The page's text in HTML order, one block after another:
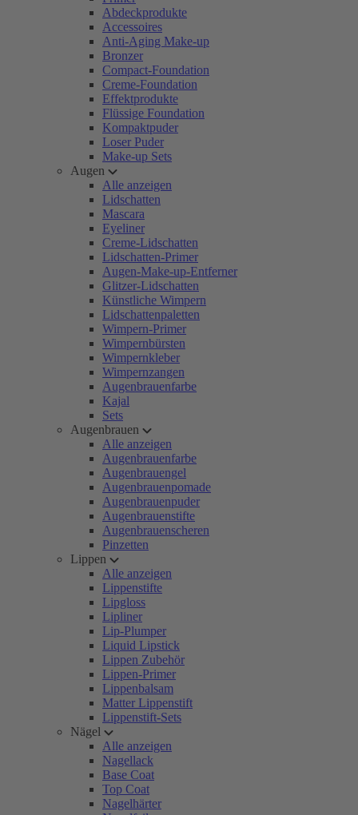
Abdeckprodukte
Accessoires
Anti-Aging Make-up
Bronzer
Compact-Foundation
Creme-Foundation
Effektprodukte
Flüssige Foundation
Kompaktpuder
Loser Puder
Make-up Sets
Augen
Alle anzeigen
Lidschatten
Mascara
Eyeliner
Creme-Lidschatten
Lidschatten-Primer
Augen-Make-up-Entferner
Glitzer-Lidschatten
Künstliche Wimpern
Lidschattenpaletten
Wimpern-Primer
Wimpernbürsten
Wimpernkleber
Wimpernzangen
Augenbrauenfarbe
Kajal
Sets
Augenbrauen
Alle anzeigen
Augenbrauenfarbe
Augenbrauengel
Augenbrauenpomade
Augenbrauenpuder
Augenbrauenstifte
Augenbrauenscheren
Pinzetten
Lippen
Alle anzeigen
Lippenstifte
Lipgloss
Lipliner
Lip-Plumper
Liquid Lipstick
Lippen Zubehör
Lippen-Primer
Lippenbalsam
Matter Lippenstift
Lippenstift-Sets
Nägel
Alle anzeigen
Nagellack
Base Coat
Top Coat
Nagelhärter